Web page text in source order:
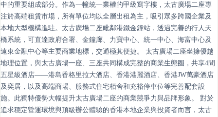
中的重要組成部分。作為一幢統一業權的甲級寫字樓，太古廣場二座專
注於高端租賃市場，所有單位均以全層出租為主，吸引眾多跨國企業及
本地大型機構進駐。太古廣場二座毗鄰港鐵金鐘站，透過完善的行人天
橋系統，可直達政府合署、金鐘廊、力寶中心、統一中心、海富中心及
遠東金融中心等主要商業地標，交通極其便捷。 太古廣場二座坐擁優越
地理位置，與太古廣場一座、三座共同構成完整的商業生態圈，共享4間
五星級酒店——港島香格里拉大酒店、香港港麗酒店、香港JW萬豪酒店
及奕居，以及高端商場、服務式住宅栢舍和充裕停車位等完善配套設
施。此獨特優勢大幅提升太古廣場二座的商業競爭力與品牌形象。 對於
追求穩定營運環境與頂級辦公體驗的香港本地企業與投資者而言，太古